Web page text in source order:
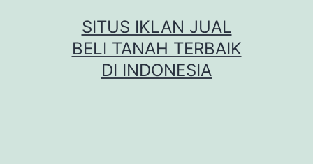
SITUS IKLAN JUAL
BELI TANAH TERBAIK
DI INDONESIA